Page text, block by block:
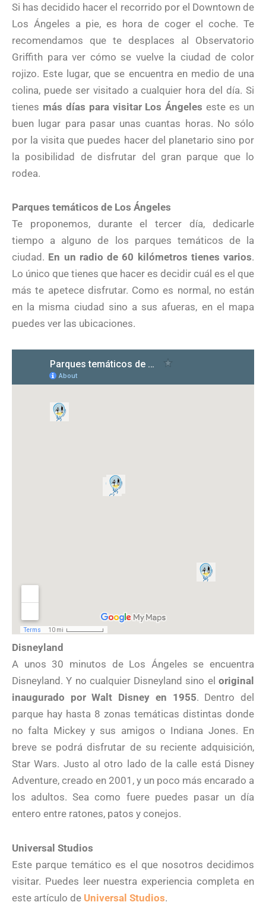
Si has decidido hacer el recorrido por el Downtown de
Los Ángeles a pie, es hora de coger el coche. Te
recomendamos que te desplaces al Observatorio
Griffith para ver cómo se vuelve la ciudad de color
rojizo. Este lugar, que se encuentra en medio de una
colina, puede ser visitado a cualquier hora del día. Si
tienes más días para visitar Los Ángeles este es un
buen lugar para pasar unas cuantas horas. No sólo
por la visita que puedes hacer del planetario sino por
la posibilidad de disfrutar del gran parque que lo
rodea.
Parques temáticos de Los Ángeles
Te proponemos, durante el tercer día, dedicarle
tiempo a alguno de los parques temáticos de la
ciudad. En un radio de 60 kilómetros tienes varios.
Lo único que tienes que hacer es decidir cuál es el que
más te apetece disfrutar. Como es normal, no están
en la misma ciudad sino a sus afueras, en el mapa
puedes ver las ubicaciones.
Disneyland
A unos 30 minutos de Los Ángeles se encuentra
Disneyland. Y no cualquier Disneyland sino el original
inaugurado por Walt Disney en 1955. Dentro del
parque hay hasta 8 zonas temáticas distintas donde
no falta Mickey y sus amigos o Indiana Jones. En
breve se podrá disfrutar de su reciente adquisición,
Star Wars. Justo al otro lado de la calle está Disney
Adventure, creado en 2001, y un poco más encarado a
los adultos. Sea como fuere puedes pasar un día
entero entre ratones, patos y conejos.
Universal Studios
Este parque temático es el que nosotros decidimos
visitar. Puedes leer nuestra experiencia completa en
este artículo de Universal Studios.